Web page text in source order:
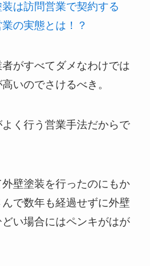
は訪問営業で契約する
の実態とは！？
がすべてダメなわけでは
いのでさけるべき。
く行う営業手法だからで
壁塗装を行ったのにもか
で数年も経過せずに外壁
い場合にはペンキがはが